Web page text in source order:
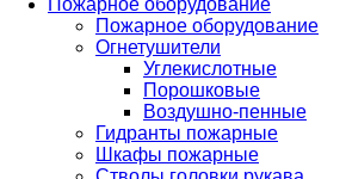
Пожарное оборудование
Пожарное оборудование
Огнетушители
Углекислотные
Порошковые
Воздушно-пенные
Гидранты пожарные
Шкафы пожарные